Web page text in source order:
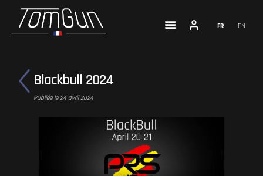
FR EN
Blackbull 2024
Publiée le 24 avril 2024